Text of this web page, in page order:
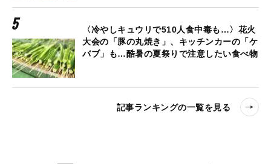
〈冷やしキュウリで510人食中毒も…〉花火
大会の「豚の丸焼き」、キッチンカーの「ケ
バブ」も…酷暑の夏祭りで注意したい食べ物
記事ランキングの一覧を見る